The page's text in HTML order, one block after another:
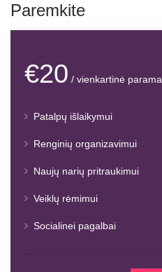
Paremkite
€20 / vienkartinė parama
Patalpų išlaikymui
Renginių organizavimui
Naujų narių pritraukimui
Veiklų rėmimui
Socialinei pagalbai